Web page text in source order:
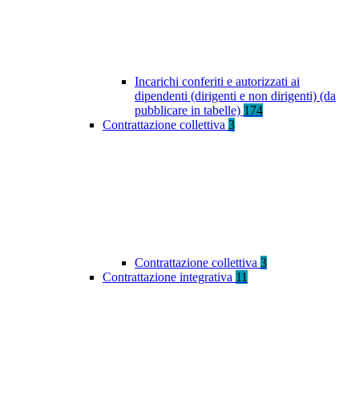
Incarichi conferiti e autorizzati ai
dipendenti (dirigenti e non dirigenti) (da
pubblicare in tabelle) 174
Contrattazione collettiva 3
Contrattazione collettiva 3
Contrattazione integrativa 11